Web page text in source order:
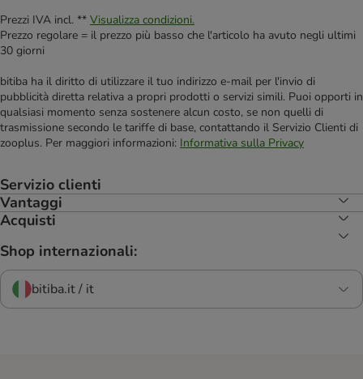
Prezzi IVA incl. ** Visualizza condizioni.
Prezzo regolare = il prezzo più basso che l'articolo ha avuto negli ultimi
30 giorni
bitiba ha il diritto di utilizzare il tuo indirizzo e-mail per l'invio di
pubblicità diretta relativa a propri prodotti o servizi simili. Puoi opporti in
qualsiasi momento senza sostenere alcun costo, se non quelli di
trasmissione secondo le tariffe di base, contattando il Servizio Clienti di
zooplus. Per maggiori informazioni: Informativa sulla Privacy
Servizio clienti
Vantaggi
Acquisti
Shop internazionali:
bitiba.it / it